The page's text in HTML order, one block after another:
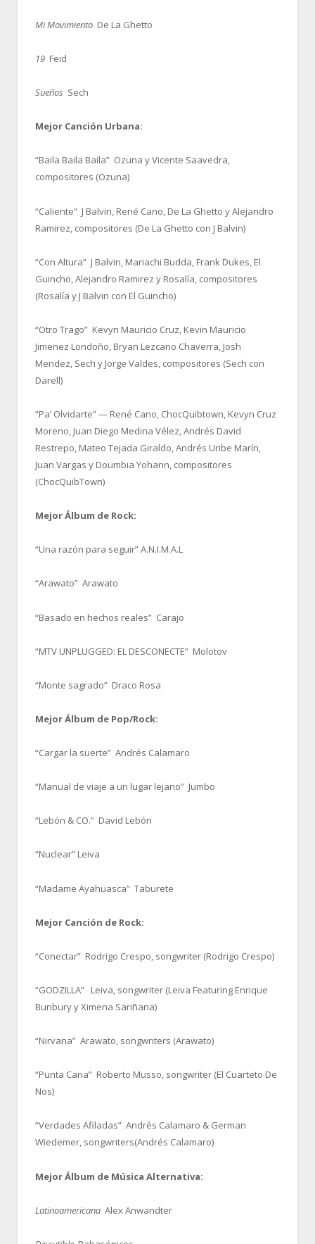
Mi Movimiento De La Ghetto
19 Feid
Sueños Sech
Mejor Canción Urbana:
“Baila Baila Baila” Ozuna y Vicente Saavedra,
compositores (Ozuna)
“Caliente” J Balvin, René Cano, De La Ghetto y Alejandro
Ramirez, compositores (De La Ghetto con J Balvin)
“Con Altura” J Balvin, Mariachi Budda, Frank Dukes, El
Guincho, Alejandro Ramirez y Rosalía, compositores
(Rosalía y J Balvin con El Guincho)
“Otro Trago” Kevyn Mauricio Cruz, Kevin Mauricio
Jimenez Londoño, Bryan Lezcano Chaverra, Josh
Mendez, Sech y Jorge Valdes, compositores (Sech con
Darell)
“Pa’ Olvidarte” — René Cano, ChocQuibtown, Kevyn Cruz
Moreno, Juan Diego Medina Vélez, Andrés David
Restrepo, Mateo Tejada Giraldo, Andrés Uribe Marín,
Juan Vargas y Doumbia Yohann, compositores
(ChocQuibTown)
Mejor Álbum de Rock:
“Una razón para seguir” A.N.I.M.A.L
“Arawato” Arawato
“Basado en hechos reales” Carajo
“MTV UNPLUGGED: EL DESCONECTE” Molotov
“Monte sagrado” Draco Rosa
Mejor Álbum de Pop/Rock:
“Cargar la suerte” Andrés Calamaro
“Manual de viaje a un lugar lejano” Jumbo
“Lebón & CO.” David Lebón
“Nuclear” Leiva
“Madame Ayahuasca” Taburete
Mejor Canción de Rock:
“Conectar” Rodrigo Crespo, songwriter (Rodrigo Crespo)
“GODZILLA” Leiva, songwriter (Leiva Featuring Enrique
Bunbury y Ximena Sariñana)
“Nirvana” Arawato, songwriters (Arawato)
“Punta Cana” Roberto Musso, songwriter (El Cuarteto De
Nos)
“Verdades Afiladas” Andrés Calamaro & German
Wiedemer, songwriters(Andrés Calamaro)
Mejor Álbum de Música Alternativa:
Latinoamericana Alex Anwandter